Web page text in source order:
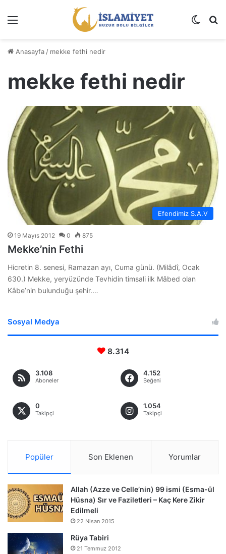
Dış
Anasayfa / mekke fethi nedir
mekke fethi nedir
Efendimiz S.A.V
19 Mayıs 2012 0 875
Mekke’nin Fethi
Hicretin 8. senesi, Ramazan ayı, Cuma günü. (Milâdî, Ocak
630.) Mekke, yeryüzünde Tevhidin timsali ilk Mâbed olan
Kâbe’nin bulunduğu şehir.…
Sosyal Medya
8.314
3.108
Aboneler
4.152
Beğeni
0
Takipçi
1.054
Takipçi
Popüler Son Eklenen Yorumlar
Allah (Azze ve Celle’nin) 99 ismi (Esma-ül
Hüsna) Sır ve Faziletleri – Kaç Kere Zikir
Edilmeli
22 Nisan 2015
Rüya Tabiri
21 Temmuz 2012